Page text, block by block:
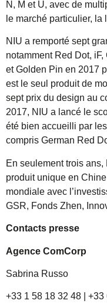
N, M et U, avec de
le marché particulier, la
NIU a remporté sept
notamment Red Dot,
et Golden Pin en 2017
est le seul produit de
sept prix du design au
2017, NIU a lancé le
été bien accueilli par
compris German Red
En seulement trois ans,
produit unique en
mondiale avec
GSR, Fonds Zhen,
Contacts presse
Agence ComCorp
Sabrina Russo
+33 1 58 18 32 48 |